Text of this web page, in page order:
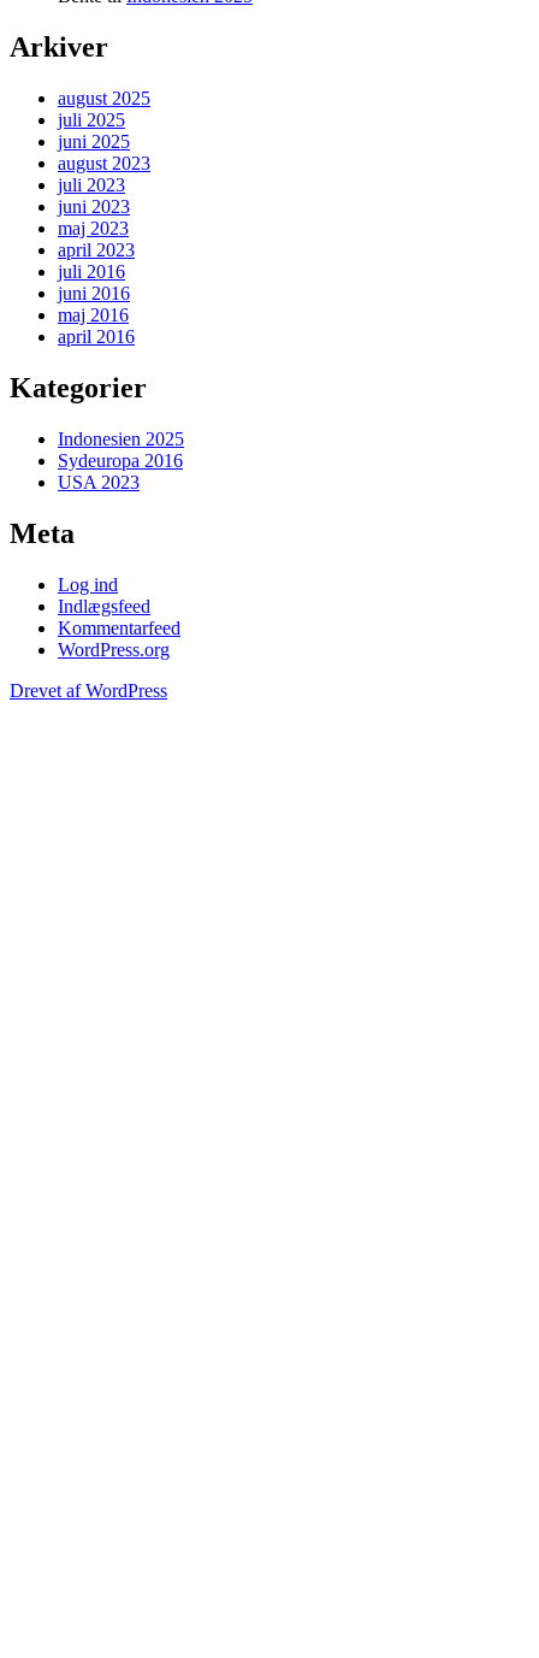
Arkiver
august 2025
juli 2025
juni 2025
august 2023
juli 2023
juni 2023
maj 2023
april 2023
juli 2016
juni 2016
maj 2016
april 2016
Kategorier
Indonesien 2025
Sydeuropa 2016
USA 2023
Meta
Log ind
Indlægsfeed
Kommentarfeed
WordPress.org
Drevet af WordPress